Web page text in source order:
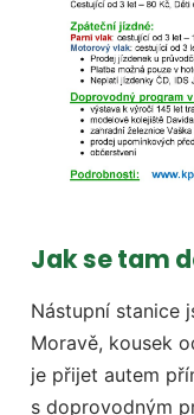
Jak se tam
Nástupní stanice
Moravě, kousek
je přijet autem
s doprovodným